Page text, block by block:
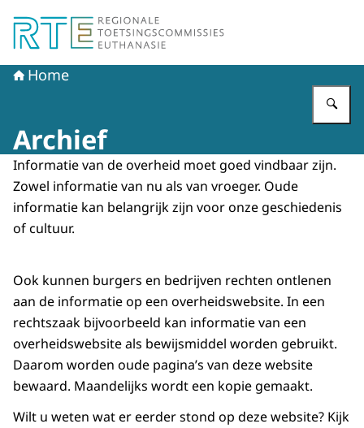
Home
Archief
Informatie van de overheid moet goed vindbaar zijn.
Zowel informatie van nu als van vroeger. Oude
informatie kan belangrijk zijn voor onze geschiedenis
of cultuur.
Ook kunnen burgers en bedrijven rechten ontlenen
aan de informatie op een overheidswebsite. In een
rechtszaak bijvoorbeeld kan informatie van een
overheidswebsite als bewijsmiddel worden gebruikt.
Daarom worden oude pagina’s van deze website
bewaard. Maandelijks wordt een kopie gemaakt.
Wilt u weten wat er eerder stond op deze website? Kijk